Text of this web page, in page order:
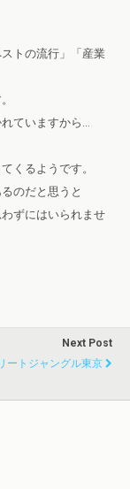
トの流行」「産業
ていますから…
くるようです。
のだと思うと
ずにはいられませ
Next Post
ートジャングル東京